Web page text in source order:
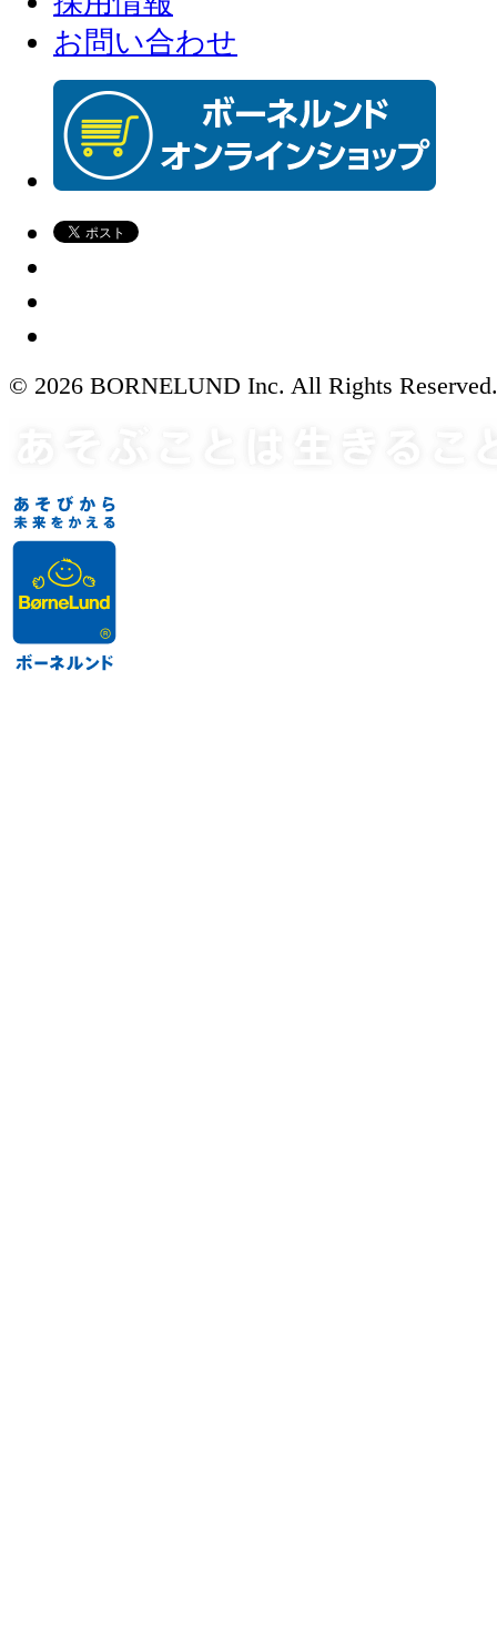
お問い合わせ
© 2026 BORNELUND Inc. All Rights Reserved.